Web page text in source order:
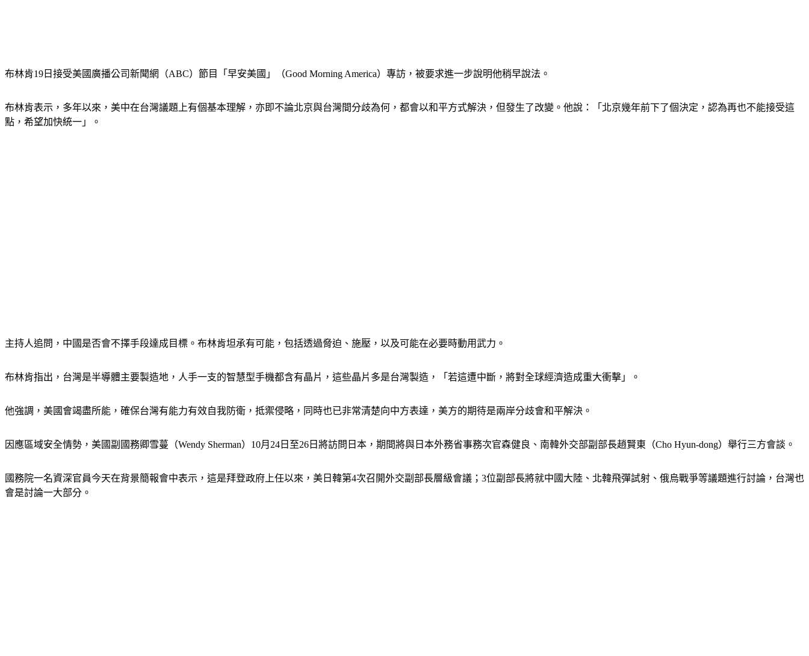
布林肯19日接受美國廣播公司新聞網（ABC）節目「早安美國」（Good Morning America）專訪，被要求進一步說明他稍早說法。
布林肯表示，多年以來，美中在台灣議題上有個基本理解，亦即不論北京與台灣間分歧為何，都會以和平方式解決，但發生了改變。他說：「北京幾年前下了個決定，認為再也不能接受這
點，希望加快統一」。
主持人追問，中國是否會不擇手段達成目標。布林肯坦承有可能，包括透過脅迫、施壓，以及可能在必要時動用武力。
布林肯指出，台灣是半導體主要製造地，人手一支的智慧型手機都含有晶片，這些晶片多是台灣製造，「若這遭中斷，將對全球經濟造成重大衝擊」。
他強調，美國會竭盡所能，確保台灣有能力有效自我防衛，抵禦侵略，同時也已非常清楚向中方表達，美方的期待是兩岸分歧會和平解決。
因應區域安全情勢，美國副國務卿雪蔓（Wendy Sherman）10月24日至26日將訪問日本，期間將與日本外務省事務次官森健良、南韓外交部副部長趙賢東（Cho Hyun-dong）舉行三方會談。
國務院一名資深官員今天在背景簡報會中表示，這是拜登政府上任以來，美日韓第4次召開外交副部長層級會議；3位副部長將就中國大陸、北韓飛彈試射、俄烏戰爭等議題進行討論，台灣也
會是討論一大部分。